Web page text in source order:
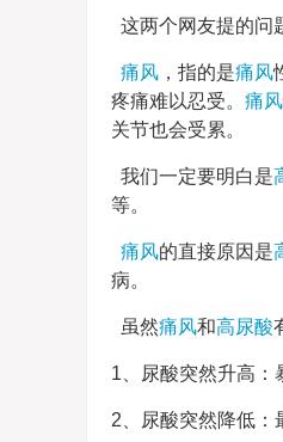
这两个网友提的问
痛风 ，指的是痛风
疼痛难以忍受。 痛风
关节也会受累。
我们一定要明白是
等。
痛风的直接原因是
病。
虽然痛风和高尿酸
1、尿酸突然升高：
2、尿酸突然降低：